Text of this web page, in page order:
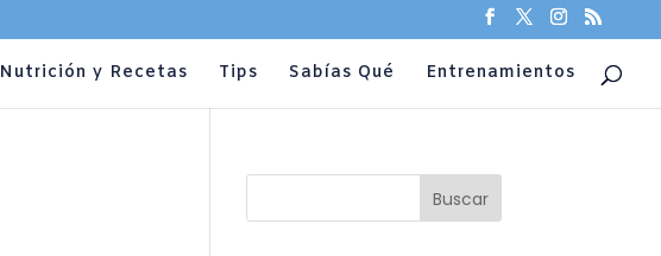
Nutrición y Recetas Tips Sabías Qué Entrenamientos